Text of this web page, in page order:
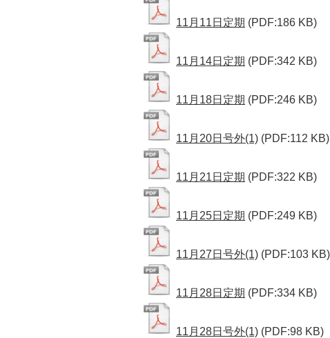
11月11日定期 (PDF:186 KB)
11月14日定期 (PDF:342 KB)
11月18日定期 (PDF:246 KB)
11月20日号外(1) (PDF:112 KB)
11月21日定期 (PDF:322 KB)
11月25日定期 (PDF:249 KB)
11月27日号外(1) (PDF:103 KB)
11月28日定期 (PDF:334 KB)
11月28日号外(1) (PDF:98 KB)